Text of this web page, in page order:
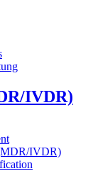
IVDR)
IVDR)